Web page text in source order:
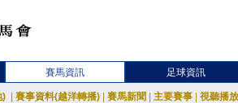
賽馬資訊 足球資訊
) 賽事資料(越洋轉播) 賽馬新聞 主要賽事 視聽播